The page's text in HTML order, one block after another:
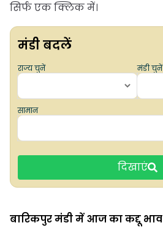
सिर्फ एक क्लिक में।
मंडी बदलें
राज्य चुनें मंडी चुनें
सामान
दिखाएं
बारिकपुर मंडी में आज का कद्दू भाव